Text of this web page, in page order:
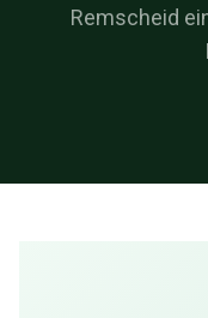
Remscheid